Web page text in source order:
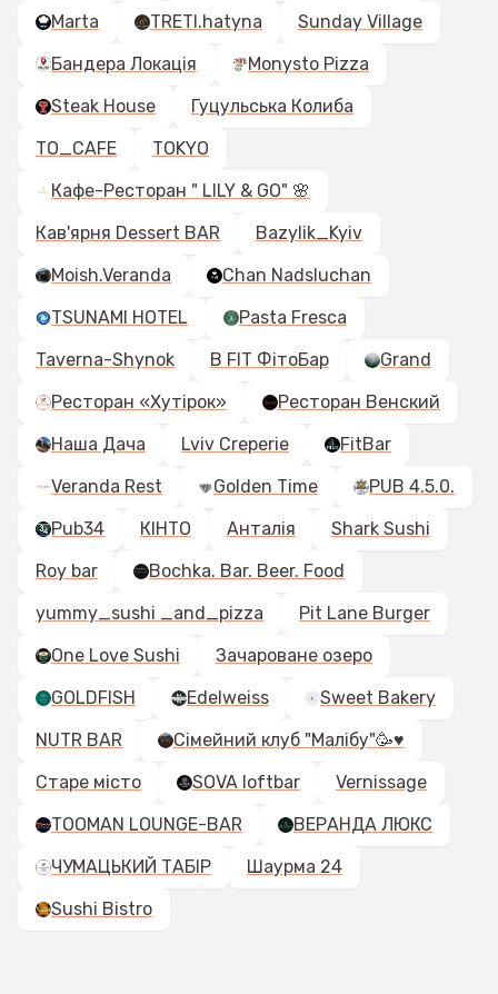
Marta
TRETI.hatyna
Sunday Village
Бандера Локація
Monysto Pizza
Steak House
Гуцульська Колиба
TO_CAFE
TOKYO
Кафе-Ресторан " LILY & GO" 🌸
Кав'ярня Dessert BAR
Bazylik_Kyiv
Moish.Veranda
Chan Nadsluchan
TSUNAMI HOTEL
Pasta Fresca
Taverna-Shynok
B FIT ФітоБар
Grand
Ресторан «Хутірок»
Ресторан Венский
Наша Дача
Lviv Creperie
FitBar
Veranda Rest
Golden Time
PUB 4.5.0.
Pub34
КІНТО Анталія
Shark Sushi
Roy bar
Bochka. Bar. Beer. Food
yummy_sushi _and_pizza
Pit Lane Burger
One Love Sushi
Зачароване озеро
GOLDFISH
Edelweiss
Sweet Bakery
NUTR BAR
Сімейний клуб "Малібу"🥳♥️
Старе місто
SOVA loftbar
Vernissage
TOOMAN LOUNGE-BAR
ВЕРАНДА ЛЮКС
ЧУМАЦЬКИЙ ТАБІР
Шаурма 24
Sushi Bistro